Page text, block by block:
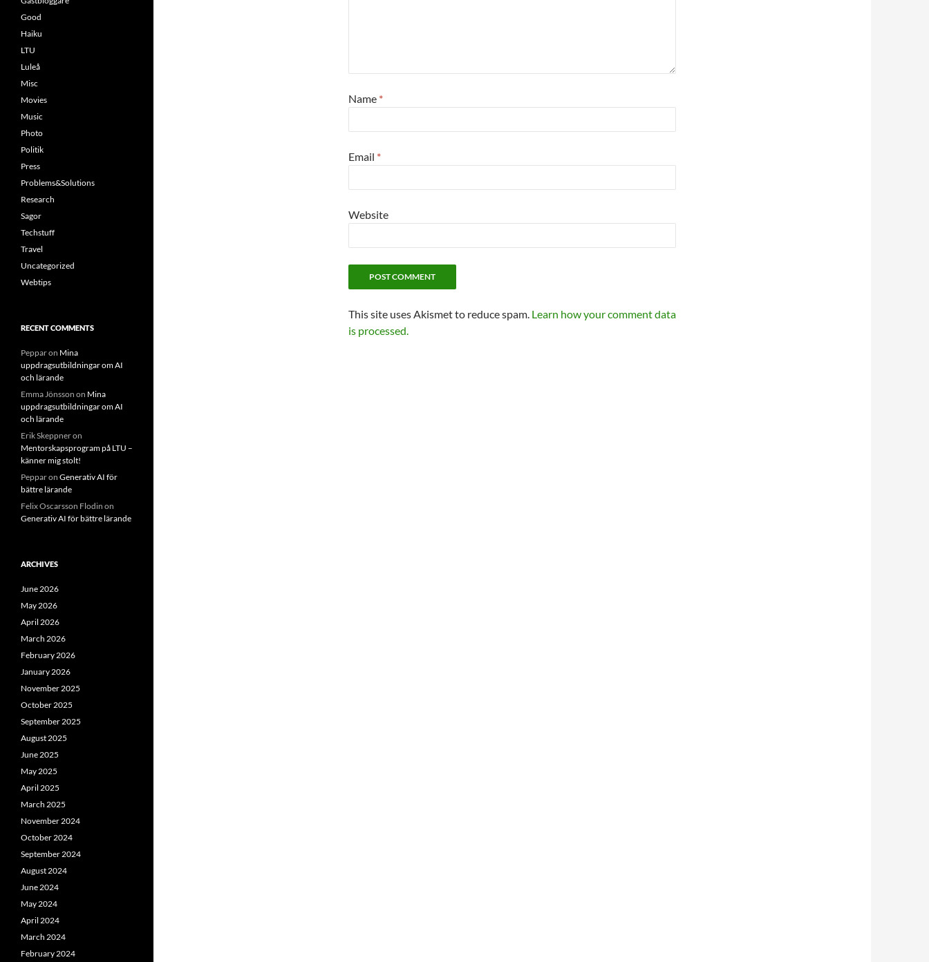
Name *
Email *
Website
This site uses Akismet to reduce spam. Learn how your comment data
is processed.
Good
Haiku
LTU
Luleå
Misc
Movies
Music
Photo
Politik
Press
Problems&Solutions
Research
Sagor
Techstuff
Travel
Uncategorized
Webtips
RECENT COMMENTS
Pepparon Mina
uppdragsutbildningar om AI
och lärande
Emma Jönsson on Mina
uppdragsutbildningar om AI
och lärande
Erik Skeppneron
Mentorskapsprogram på LTU –
känner mig stolt!
Pepparon Generativ AI för
bättre lärande
Felix Oscarsson Flodin on
Generativ AI för bättre lärande
ARCHIVES
June 2026
May 2026
April 2026
March 2026
February 2026
January 2026
November 2025
October 2025
September 2025
August 2025
June 2025
May 2025
April 2025
March 2025
November 2024
October 2024
September 2024
August 2024
June 2024
May 2024
April 2024
March 2024
February 2024